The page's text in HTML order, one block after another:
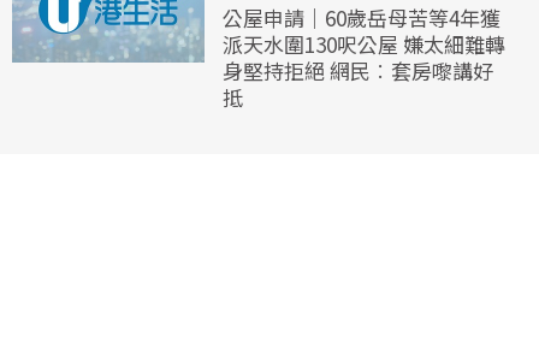
公屋申請｜60歲岳母苦等4年獲
派天水圍130呎公屋 嫌太細難轉
身堅持拒絕 網民︰套房嚟講好
抵